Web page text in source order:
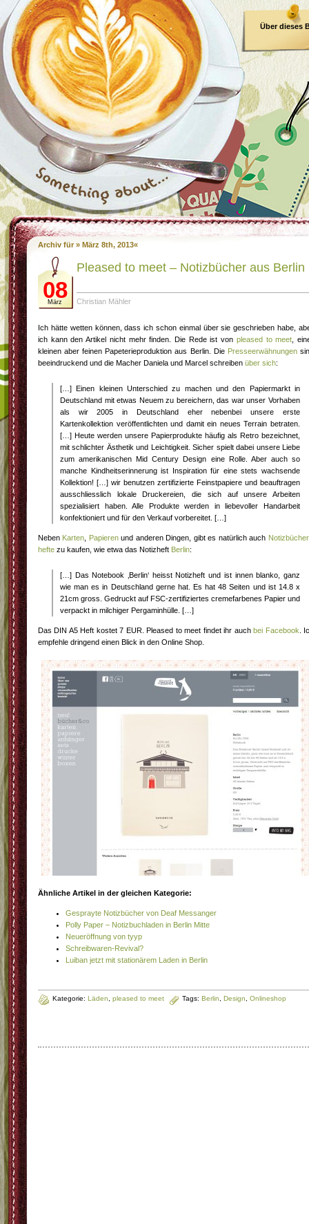
Über dieses
Archiv für » März 8th, 2013«
08
März
Pleased to meet – Notizbücher aus Berlin
Christian Mähler
Ich hätte wetten können, dass ich schon einmal über sie geschrieben habe,
ich kann den Artikel nicht mehr finden. Die Rede ist von pleased to meet ,
kleinen aber feinen Papeterieproduktion aus Berlin. Die Presseerwähnungen
beeindruckend und die Macher Daniela und Marcel schreiben über sich:
[…] Einen kleinen Unterschied zu machen und den Papiermarkt in
Deutschland mit etwas Neuem zu bereichern, das war unser Vorhaben
als wir 2005 in Deutschland eher nebenbei unsere erste
Kartenkollektion veröffentlichten und damit ein neues Terrain betraten.
[…] Heute werden unsere Papierprodukte häufig als Retro bezeichnet,
mit schlichter Ästhetik und Leichtigkeit. Sicher spielt dabei unsere Liebe
zum amerikanischen Mid Century Design eine Rolle. Aber auch so
manche Kindheitserinnerung ist Inspiration für eine stets wachsende
Kollektion! […] wir benutzen zertifizierte Feinstpapiere und beauftragen
ausschliesslich lokale Druckereien, die sich auf unsere Arbeiten
spezialisiert haben. Alle Produkte werden in liebevoller Handarbeit
konfektioniert und für den Verkauf vorbereitet. […]
Neben Karten Papieren und anderen Dingen, gibt es natürlich auch
hefte zu kaufen, wie etwa das Notizheft Berlin:
[…] Das Notebook ‚Berlin‘ heisst Notizheft und ist innen blanko, ganz
wie man es in Deutschland gerne hat. Es hat 48 Seiten und ist 14.8 x
21cm gross. Gedruckt auf FSC-zertifiziertes cremefarbenes Papier und
verpackt in milchiger Pergaminhülle. […]
Das DIN A5 Heft kostet 7 EUR. Pleased to meet findet ihr auchbei Facebook .
empfehle dringend einen Blick in den Online Shop.
Ähnliche Artikel in der gleichen Kategorie:
Gesprayte Notizbücher von Deaf Messanger
Polly Paper – Notizbuchladen in Berlin Mitte
Neueröffnung von tyyp
Schreibwaren-Revival?
Luiban jetzt mit stationärem Laden in Berlin
Kategorie: Läden pleased to meet Tags: Berlin Design Onlineshop